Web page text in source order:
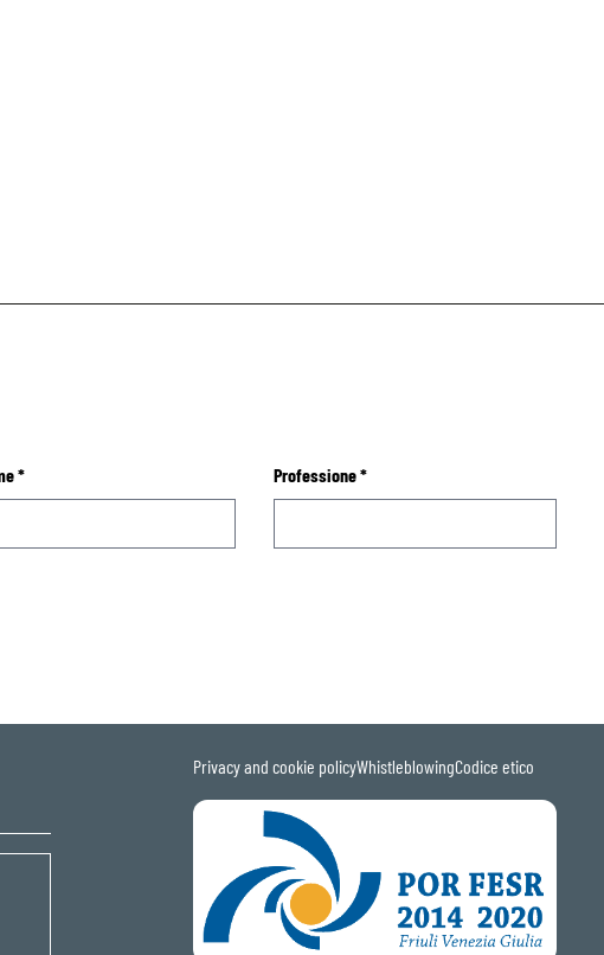
* Professione*
Privacy and cookie policyWhistleblowingCodice etico